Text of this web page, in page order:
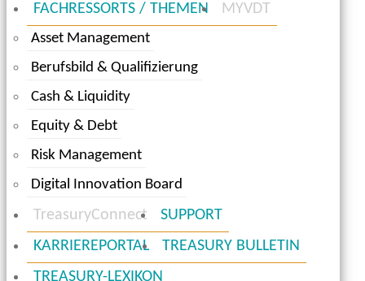
FACHRESSORTS / THEMEN
Asset Management
Berufsbild & Qualifizierung
Cash & Liquidity
Equity & Debt
Risk Management
Digital Innovation Board
MYVDT
TreasuryConnect
SUPPORT
KARRIEREPORTAL
TREASURY BULLETIN
TREASURY-LEXIKON